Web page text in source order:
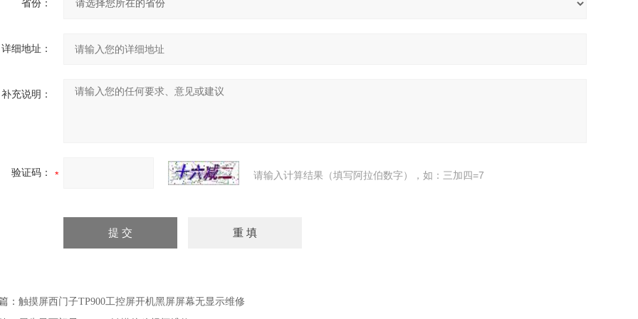
省份：
详细地址：
补充说明：
验证码： 请输入计算结果（填写阿拉伯数字），如：三加四=7
： 触摸屏西门子TP900工控屏开机黑屏屏幕无显示维修